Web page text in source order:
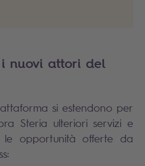
nuovi attori del
si estendono per
Steria ulteriori servizi e
le opportunità offerte da